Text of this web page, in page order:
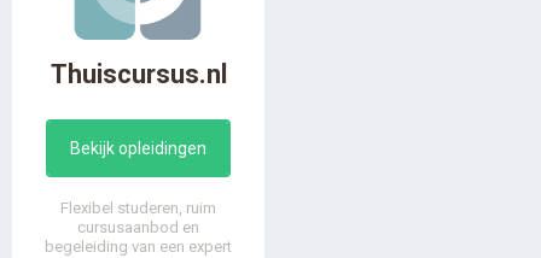
Thuiscursus.nl
Bekijk opleidingen
Flexibel studeren, ruim
cursusaanbod en
begeleiding van een expert